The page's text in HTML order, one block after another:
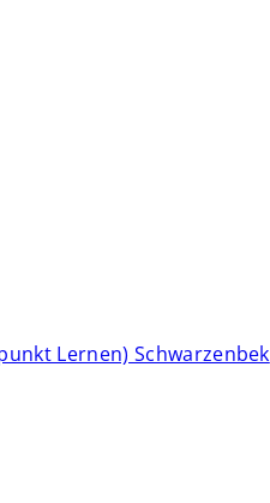
Lernen) Schwarzenbek